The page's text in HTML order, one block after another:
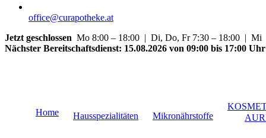
office@curapotheke.at
Jetzt geschlossen Mo 8:00 – 18:00 | Di, Do, Fr 7:30 – 18:00 | Mi
Nächster Bereitschaftsdienst: 15.08.2026 von 09:00 bis 17:00 Uhr
Home Hausspezialitäten Mikronährstoffe